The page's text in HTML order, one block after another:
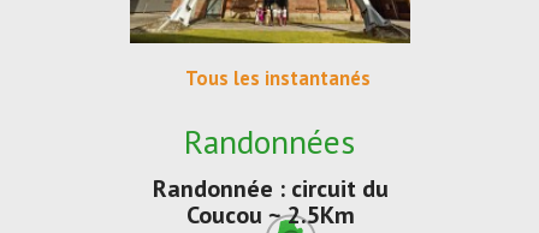
Tous les instantanés
Randonnées
Randonnée : circuit du
Coucou ~ 2.5Km